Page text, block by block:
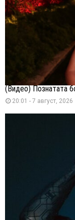
(Видео) Познатата
20:01 - 7 август, 2026